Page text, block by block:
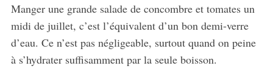
Manger une grande salade de concombre et tomates un
midi de juillet, c’est l’équivalent d’un bon demi-verre
d’eau. Ce n’est pas négligeable, surtout quand on peine
à s’hydrater suffisamment par la seule boisson.